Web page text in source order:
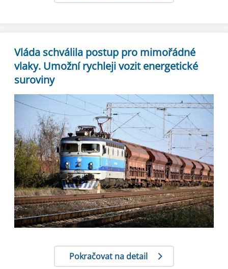
Vláda schválila postup pro mimořádné
vlaky. Umožní rychleji vozit energetické
suroviny
Pokračovat na detail